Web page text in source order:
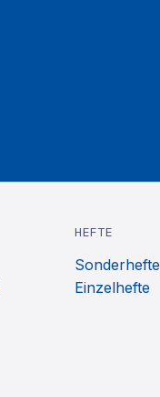
HEFTE
Sonderhefte
Einzelhefte